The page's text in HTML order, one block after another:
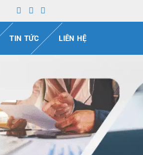
TIN TỨC LIÊN HỆ